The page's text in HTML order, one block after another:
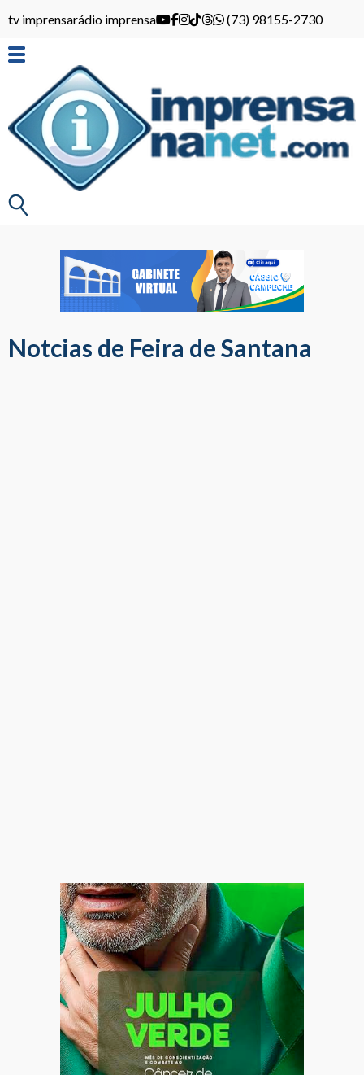
tv imprensarádio imprensa (73) 98155-2730
Notcias de Feira de Santana